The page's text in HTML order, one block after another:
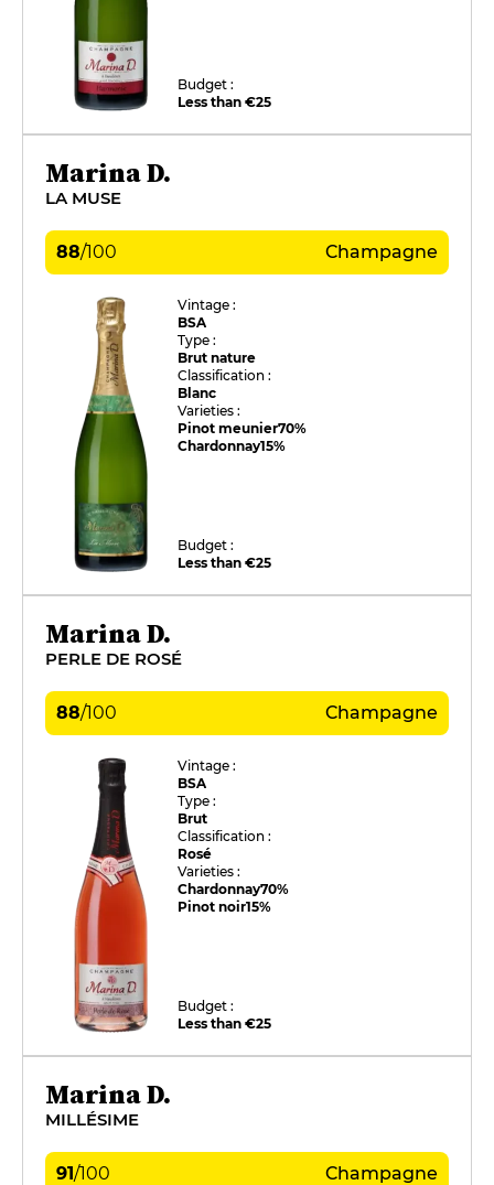
Budget :
Less than €25
Marina D.
LA MUSE
88/100 Champagne
Vintage :
BSA
Type :
Brut nature
Classification :
Blanc
Varieties :
Pinot meunier70%
Chardonnay15%
Budget :
Less than €25
Marina D.
PERLE DE ROSÉ
88/100 Champagne
Vintage :
BSA
Type :
Brut
Classification :
Rosé
Varieties :
Chardonnay70%
Pinot noir15%
Budget :
Less than €25
Marina D.
MILLÉSIME
91/100 Champagne